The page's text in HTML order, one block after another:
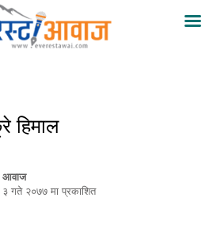
हिमाल
आवाज
गते २०७७ मा प्रकाशित